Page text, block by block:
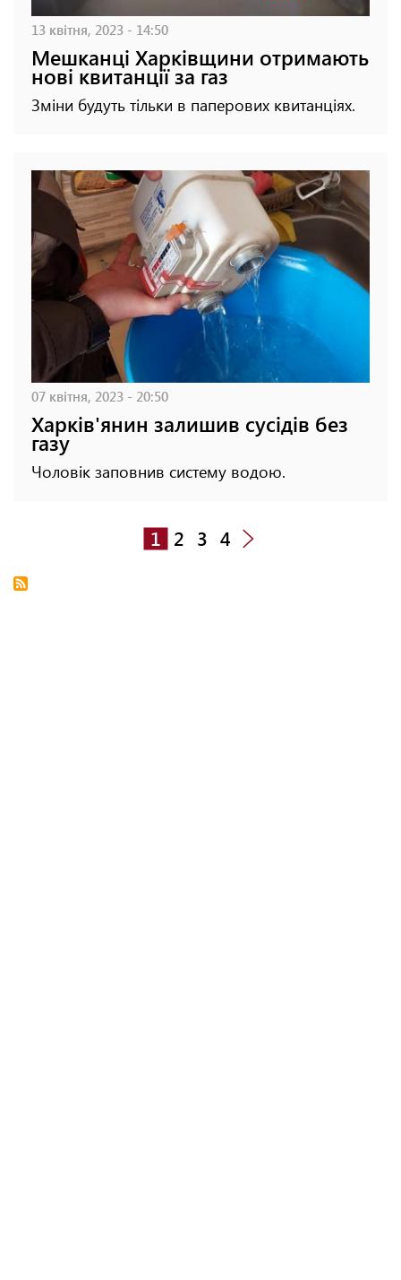
13 квітня, 2023 - 14:50
Мешканці Харківщини отримають
нові квитанції за газ
Зміни будуть тільки в паперових квитанціях.
07 квітня, 2023 - 20:50
Харків'янин залишив сусідів без
газу
Чоловік заповнив систему водою.
1 2 3 4